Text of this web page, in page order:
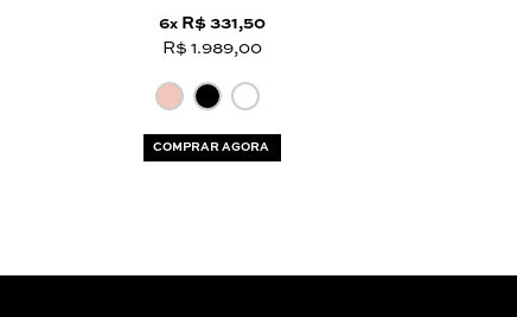
6x R$ 331,50
R$ 1.989,00
COMPRAR AGORA